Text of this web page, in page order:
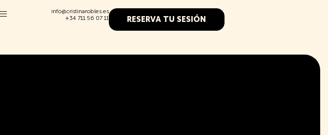
info@cristinarobles.es
+34 711 56 07 11
RESERVA TU SESIÓN